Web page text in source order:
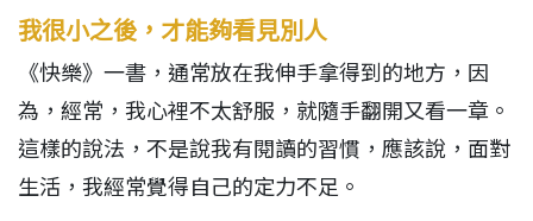
我很小之後，才能夠看見別人
《快樂》一書，通常放在我伸手拿得到的地方，因
為，經常，我心裡不太舒服，就隨手翻開又看一章。
這樣的說法，不是說我有閱讀的習慣，應該說，面對
生活，我經常覺得自己的定力不足。